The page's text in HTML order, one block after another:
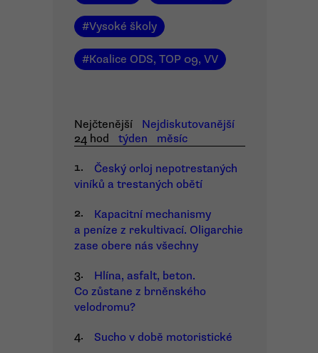
#Vysoké školy
#Koalice ODS, TOP 09, VV
Nejčtenější
Nejdiskutovanější
24 hod
týden
měsíc
1.
Český orloj nepotrestaných
viníků a trestaných obětí
2.
Kapacitní mechanismy
a peníze z rekultivací. Oligarchie
zase obere nás všechny
3.
Hlína, asfalt, beton.
Co zůstane z brněnského
velodromu?
4.
Sucho v době motoristické